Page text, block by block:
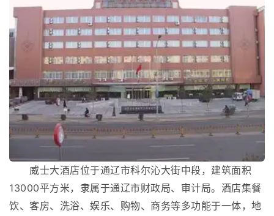
威士大酒店位于通辽市科尔沁大街中段，建筑面积
13000平方米，隶属于通辽市财政局、审计局。酒店集餐
饮、客房、洗浴、娱乐、购物、商务等多功能于一体，地